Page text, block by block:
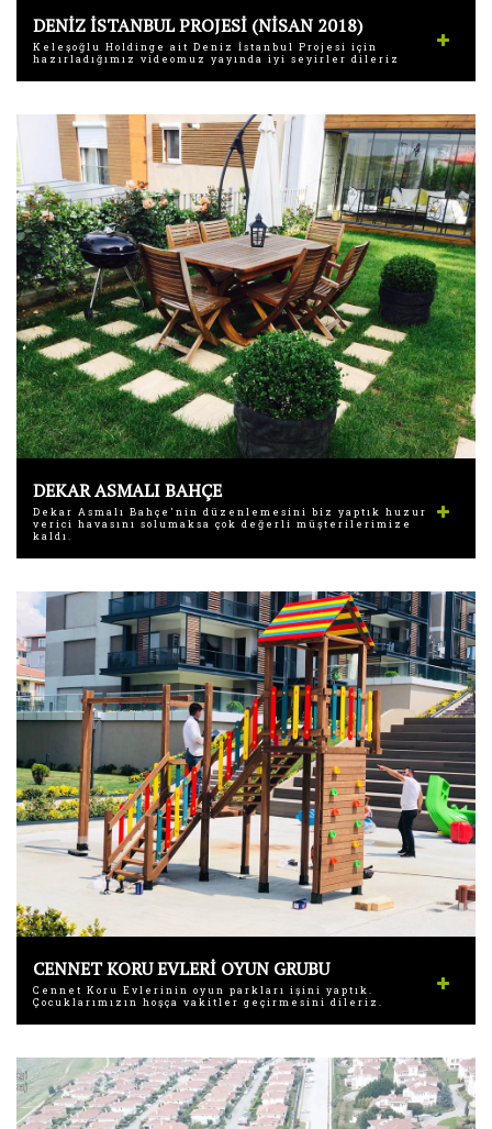
DENİZ İSTANBUL PROJESİ (NİSAN 2018)
Keleşoğlu Holdinge ait Deniz İstanbul Projesi için
hazırladığımız videomuz yayında iyi seyirler dileriz
DEKAR ASMALI BAHÇE
Dekar Asmalı Bahçe'nin düzenlemesini biz yaptık huzur
verici havasını solumaksa çok değerli müşterilerimize
kaldı.
CENNET KORU EVLERİ OYUN GRUBU
Cennet Koru Evlerinin oyun parkları işini yaptık.
Çocuklarımızın hoşça vakitler geçirmesini dileriz.